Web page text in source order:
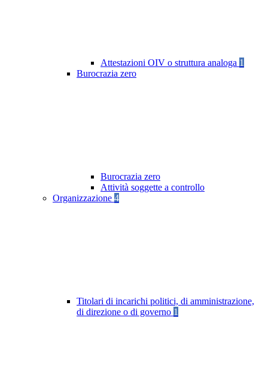
Attestazioni OIV o struttura analoga 1
Burocrazia zero
Burocrazia zero
Attività soggette a controllo
Organizzazione 4
Titolari di incarichi politici, di amministrazione,
di direzione o di governo 1